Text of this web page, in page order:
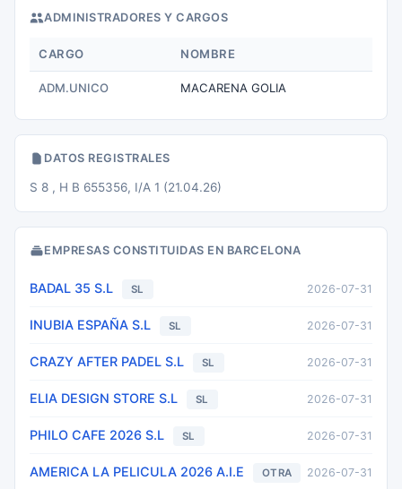
ADMINISTRADORES Y CARGOS
CARGO NOMBRE
ADM.UNICO MACARENA GOLIA
DATOS REGISTRALES
S 8 , H B 655356, I/A 1 (21.04.26)
EMPRESAS CONSTITUIDAS EN BARCELONA
BADAL 35 S.L SL 2026-07-31
INUBIA ESPAÑA S.L SL 2026-07-31
CRAZY AFTER PADEL S.L SL 2026-07-31
ELIA DESIGN STORE S.L SL 2026-07-31
PHILO CAFE 2026 S.L SL 2026-07-31
AMERICA LA PELICULA 2026 A.I.E OTRA 2026-07-31